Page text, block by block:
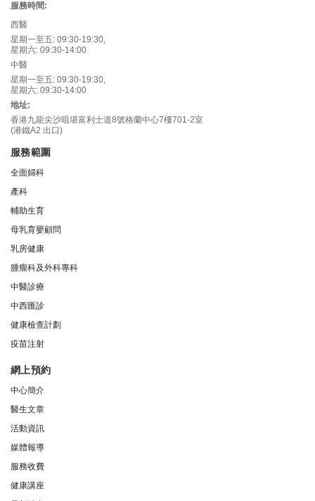
服務時間:
西醫
星期一至五: 09:30-19:30,
星期六: 09:30-14:00
中醫
星期一至五: 09:30-19:30,
星期六: 09:30-14:00
地址:
香港九龍尖沙咀堪富利士道8號格蘭中心7樓701-2室
(港鐵A2 出口)
服務範圍
全面婦科
產科
輔助生育
母乳育嬰顧問
乳房健康
腫瘤科及外科專科
中醫診療
中西匯診
健康檢查計劃
疫苗注射
網上預約
中心簡介
醫生文章
活動資訊
媒體報導
服務收費
健康講座